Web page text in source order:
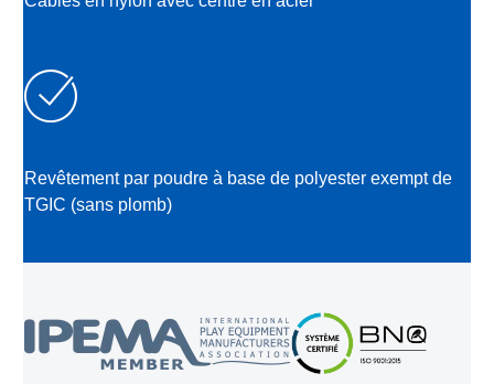
Revêtement par poudre à base de polyester exempt de
TGIC (sans plomb)